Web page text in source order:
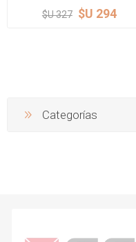
$U 327 $U 294
Categorías